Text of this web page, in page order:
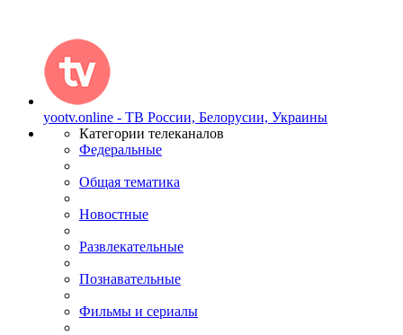
yootv.online - ТВ России, Белорусии, Украины
Категории телеканалов
Федеральные
Общая тематика
Новостные
Развлекательные
Познавательные
Фильмы и сериалы